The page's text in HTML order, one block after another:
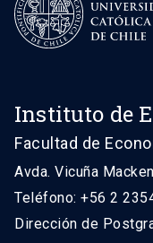
Instituto de
Facultad de
Avda. Vicuña
Teléfono: +56 2
Dirección de